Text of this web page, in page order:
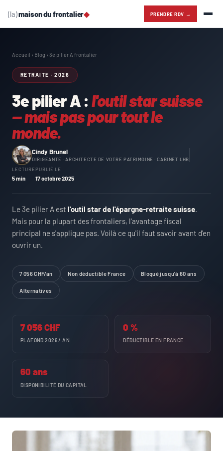
(la)maison du frontalier◆ PRENDRE RDV →
Accueil › Blog › 3e pilier A frontalier
RETRAITE · 2026
3e pilier A :l'outil star suisse
— mais pas pour tout le
monde.
Cindy Brunel
DIRIGEANTE · ARCHITECTE DE VOTRE PATRIMOINE · CABINET LHB
LECTURE
5 min
PUBLIÉ LE
17 octobre 2025
Le 3e pilier A est l'outil star de l'épargne-retraite suisse.
Mais pour la plupart des frontaliers, l'avantage fiscal
principal ne s'applique pas. Voilà ce qu'il faut savoir avant d'en
ouvrir un.
7 056 CHF/an Non déductible France Bloqué jusqu'à 60 ans
Alternatives
7 056 CHF
PLAFOND 2026 / AN
0 %
DÉDUCTIBLE EN FRANCE
60 ans
DISPONIBILITÉ DU CAPITAL